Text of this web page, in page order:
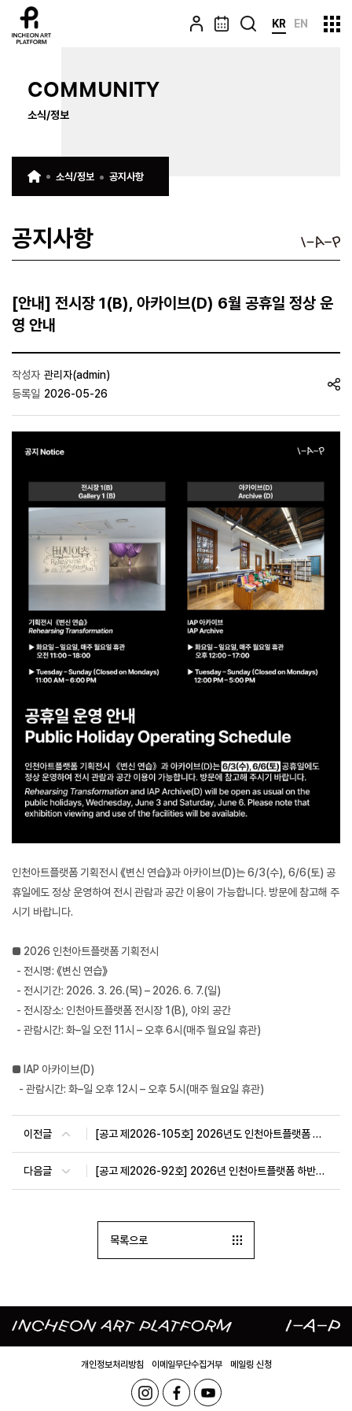
KR EN
COMMUNITY
소식/정보
소식/정보 공지사항
공지사항
[안내] 전시장 1(B), 아카이브(D) 6월 공휴일 정상 운
영 안내
작성자 관리자(admin)
등록일 2026-05-26
인천아트플랫폼 기획전시 《변신 연습》과 아카이브(D)는6/3(수), 6/6(토) 공
휴일에도 정상 운영하여 전시 관람과 공간 이용이 가능합니다. 방문에 참고해 주
시기 바랍니다.
■ 2026 인천아트플랫폼 기획전시
- 전시명: 《변신 연습》
- 전시기간: 2026. 3. 26.(목) – 2026. 6. 7.(일)
- 전시장소: 인천아트플랫폼 전시장 1(B), 야외 공간
- 관람시간: 화–일 오전 11시 – 오후6시(매주 월요일 휴관)
■ IAP 아카이브(D)
- 관람시간: 화–일 오후 12시 – 오후 5시(매주 월요일 휴관)
이전글 [공고 제2026-105호] 2026년도 인천아트플랫폼 하반기 수시대관 공고
다음글 [공고 제2026-92호] 2026년 인천아트플랫폼 하반기 정기대관 심의 결과 공고
목록으로
개인정보처리방침 이메일무단수집거부 메일링 신청